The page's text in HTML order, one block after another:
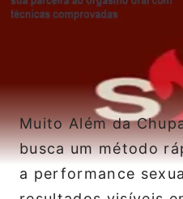
Muito Além da
busca um método
a performance